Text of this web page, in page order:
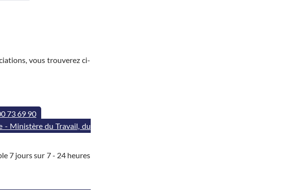
vous trouverez ci-
73 69 90
- Ministère du Travail, du
7 jours sur 7 - 24 heures